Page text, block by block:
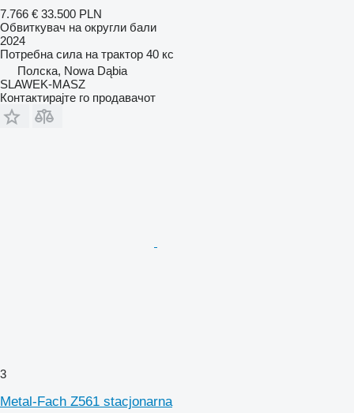
7.766 € 33.500 PLN
Обвиткувач на округли бали
2024
Потребна сила на трактор 40 кс
Полска, Nowa Dąbia
SLAWEK-MASZ
Контактирајте го продавачот
3
Metal-Fach Z561 stacjonarna